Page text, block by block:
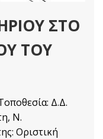
ΣΤΟ
ΤΟΥ
Δ.Δ.
Ν.
Οριστική